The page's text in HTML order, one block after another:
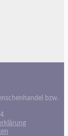
bzw.